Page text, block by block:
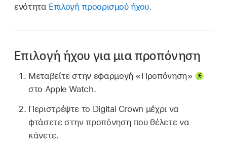
ενότητα Επιλογή προορισμού ήχου.
Επιλογή ήχου για μια προπόνηση
Μεταβείτε στην εφαρμογή «Προπόνηση»
στο Apple Watch.
Περιστρέψτε το Digital Crown μέχρι να
φτάσετε στην προπόνηση που θέλετε να
κάνετε.